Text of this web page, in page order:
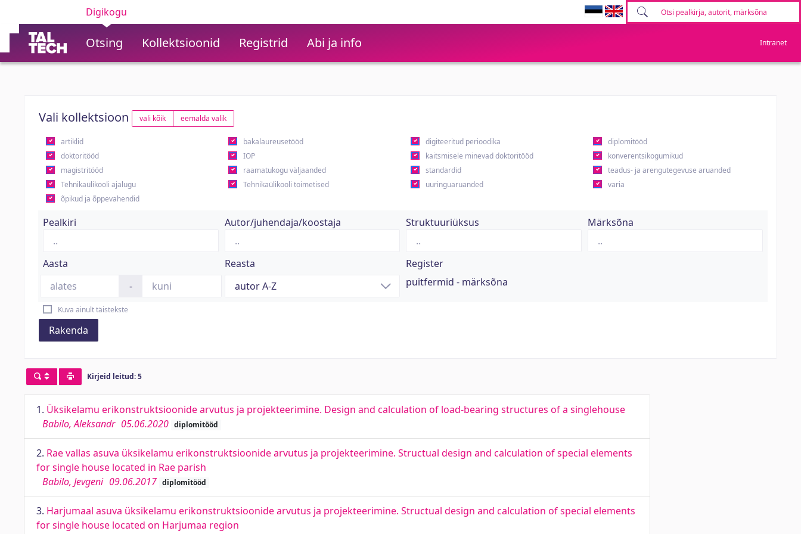
Digikogu
Otsing Kollektsioonid Registrid Abi ja info Intranet
Vali kollektsioon vali kõik eemalda valik
artiklid bakalaureusetööd digiteeritud perioodika
diplomitööd
doktoritööd
IOP kaitsmisele minevad doktoritööd
konverentsikogumikud
magistritööd
raamatukogu väljaanded standardid
teadus- ja arengutegevuse aruanded
Tehnikaülikooli ajalugu
Tehnikaülikooli toimetised uuringuaruanded
varia
õpikud ja õppevahendid
Pealkiri Autor/juhendaja/koostaja Struktuuriüksus Märksõna
Aasta
-
Reasta
Register
puitfermid - märksõna
Kuva ainult täistekste
Rakenda
Kirjeid leitud: 5
1. Üksikelamu erikonstruktsioonide arvutus ja projekteerimine. Design and calculation of load-bearing structures of a singlehouse
Babilo, Aleksandr 05.06.2020 diplomitööd
2. Rae vallas asuva üksikelamu erikonstruktsioonide arvutus ja projekteerimine. Structual design and calculation of special elements
for single house located in Rae parish
Babilo, Jevgeni 09.06.2017 diplomitööd
3. Harjumaal asuva üksikelamu erikonstruktsioonide arvutus ja projekteerimine. Structual design and calculation of special elements
for single house located on Harjumaa region